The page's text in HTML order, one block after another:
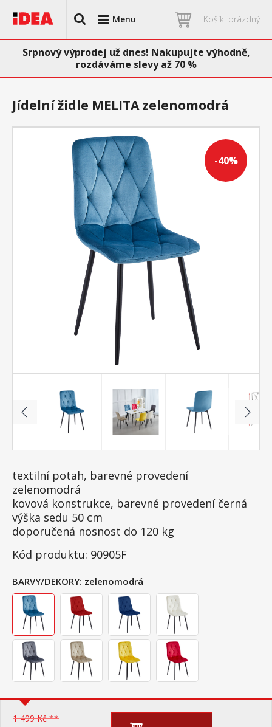
Menu Košík: prázdný
Srpnový výprodej už dnes! Nakupujte výhodně,
rozdáváme slevy až 70 %
-40%
Jídelní židle MELITA zelenomodrá
textilní potah, barevné provedení
zelenomodrá
kovová konstrukce, barevné provedení černá
výška sedu 50 cm
doporučená nosnost do 120 kg
Kód produktu: 90905F
BARVY/DEKORY: zelenomodrá
1 499 Kč **